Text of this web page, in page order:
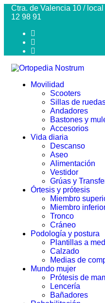
Ctra. de Valencia 10 /
12 98 91
Movilidad
Scooters
Sillas de
Andadores
Bastones y
Accesorios
Vida diaria
Descanso
Aseo
Alimentación
Vestidor
Grúas y
Órtesis y prótesis
Miembro
Miembro
Tronco
Cráneo
Podología y postura
Plantillas a
Calzado
Medias de
Mundo mujer
Prótesis de
Lencería
Bañadores